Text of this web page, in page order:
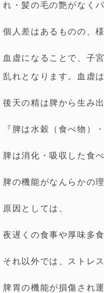
れ・髪の毛の艶がなく
個人差はあるものの、
血虚になることで、子
乱れとなります。血虚
後天の精は脾から生み
『脾は水穀（食べ物）
脾は消化・吸収した食
脾の機能がなんらかの
原因としては、
夜遅くの食事や厚味多
それ以外では、ストレ
脾胃の機能が損傷され